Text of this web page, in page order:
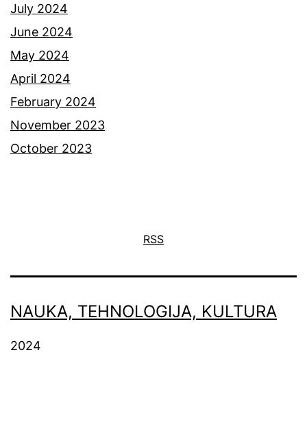
July 2024
June 2024
May 2024
April 2024
February 2024
November 2023
October 2023
RSS
NAUKA, TEHNOLOGIJA, KULTURA
2024